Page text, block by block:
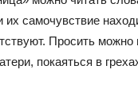
самочувствие
Просить
покаяться в